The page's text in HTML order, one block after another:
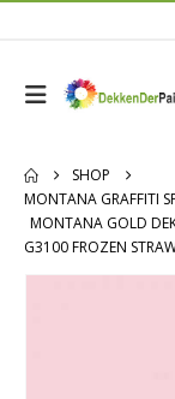
SHOP
MONTANA GRAFFITI
MONTANA GOLD
G3100 FROZEN